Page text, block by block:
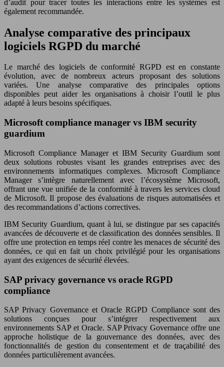
d’audit pour tracer toutes les interactions entre les systèmes est
également recommandée.
Analyse comparative des principaux
logiciels RGPD du marché
Le marché des logiciels de conformité RGPD est en constante
évolution, avec de nombreux acteurs proposant des solutions
variées. Une analyse comparative des principales options
disponibles peut aider les organisations à choisir l’outil le plus
adapté à leurs besoins spécifiques.
Microsoft compliance manager vs IBM security
guardium
Microsoft Compliance Manager et IBM Security Guardium sont
deux solutions robustes visant les grandes entreprises avec des
environnements informatiques complexes. Microsoft Compliance
Manager s’intègre naturellement avec l’écosystème Microsoft,
offrant une vue unifiée de la conformité à travers les services cloud
de Microsoft. Il propose des évaluations de risques automatisées et
des recommandations d’actions correctives.
IBM Security Guardium, quant à lui, se distingue par ses capacités
avancées de découverte et de classification des données sensibles. Il
offre une protection en temps réel contre les menaces de sécurité des
données, ce qui en fait un choix privilégié pour les organisations
ayant des exigences de sécurité élevées.
SAP privacy governance vs oracle RGPD
compliance
SAP Privacy Governance et Oracle RGPD Compliance sont des
solutions conçues pour s’intégrer respectivement aux
environnements SAP et Oracle. SAP Privacy Governance offre une
approche holistique de la gouvernance des données, avec des
fonctionnalités de gestion du consentement et de traçabilité des
données particulièrement avancées.